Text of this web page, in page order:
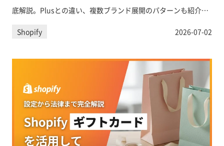
底解説。Plusとの違い、複数ブランド展開のパターンも紹介。
まずは無料相談を。
Shopify 2026-07-02